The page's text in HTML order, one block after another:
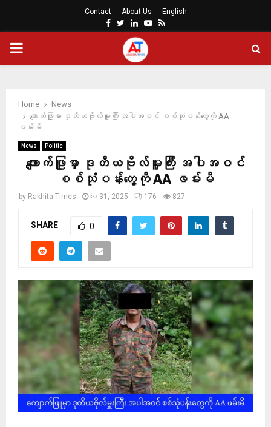
Contact About Us English
Facebook
Twitter
LinkedinYoutube
Rss
PRIMARY
Home
News
ကျောက်ဖြူမှာ ဒုတိယဗိုလ်မှူးကြီး အပါအဝင် စစ်သုံပန်းတွေကို AA
ဖမ်းမိ
News Politic
ကျောက်ဖြူမှာ ဒုတိယဗိုလ်မှူးကြီး အပါအဝင်
စစ်သုံပန်းတွေကို AA ဖမ်းမိ
by Rakhita Times မေ 31, 2025 176 827
SHARE 0